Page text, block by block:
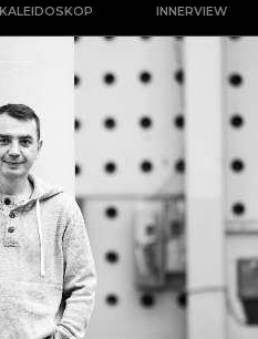
KALEIDOSKOP INNERVIEW